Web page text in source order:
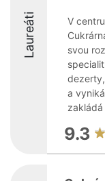
Laureáti
V
svou
a
9.3